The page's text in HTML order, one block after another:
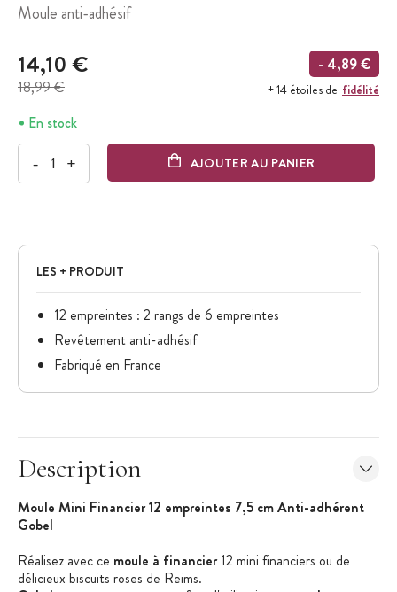
Moule anti-adhésif
14,10 €
18,99 €
- 4,89 €
+ 14 étoiles de fidélité
En stock
- + AJOUTER AU PANIER
LES + PRODUIT
12 empreintes : 2 rangs de 6 empreintes
Revêtement anti-adhésif
Fabriqué en France
Description
Moule Mini Financier 12 empreintes 7,5 cm Anti-adhérent
Gobel
Réalisez avec ce moule à financier12 mini financiers ou de
délicieux biscuits roses de Reims.